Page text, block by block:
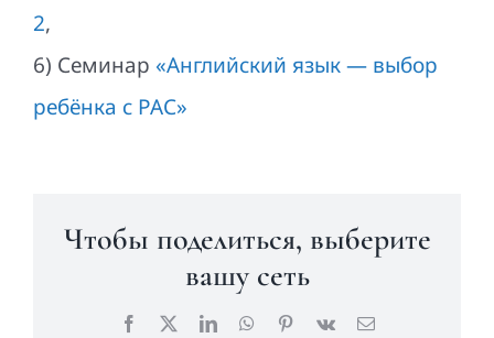
2,
6) Семинар «Английский язык — выбор
ребёнка с РАС»
Чтобы поделиться, выберите
вашу сеть
Facebook
X LinkedInWhatsApp
Pinterest
Vk Email